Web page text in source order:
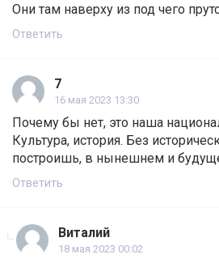
Они там наверху из под чего
Ответить
7
16 мая 2023 13:30
Почему бы нет, это наша
Культура, история. Без
построишь, в нынешнем и
Ответить
Виталий
18 мая 2023 00:02